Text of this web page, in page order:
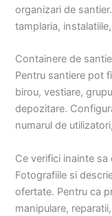
organizari de
tamplaria,
Containere de
Pentru santiere pot
birou, vestiare,
depozitare.
numarul de
Ce verifici inainte sa
Fotografiile si
ofertate. Pentru ca
manipulare,